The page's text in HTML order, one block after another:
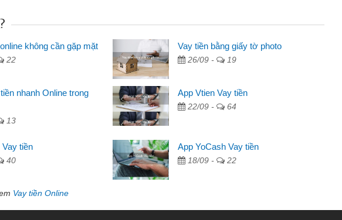
- Sinh viên
đến thông qua quảng cáo trên facebook. Tôi là
nên cần đóng tiền nhà, sinh nhật bạn bè, mà đọc
tục nhanh gọn nên tôi quyết định vay
Chánh
2 tuần các ngân hàng không ai cho vay. Trong khi
2 triệu để giải quyết việc riêng, trong 1-2 ngày tôi trả
Cảm ơn đã giúp tôi kịp thời và nhanh chóng
không cần gặp mặt
22
Vay tiền bằng giấy tờ photo
26/09 - 19
nhanh Online trong
13
App Vtien Vay tiền
22/09 - 64
tiền
40
App YoCash Vay tiền
18/09 - 22
Vay tiền Online